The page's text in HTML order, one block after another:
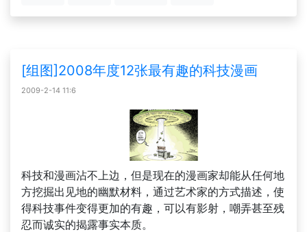
[组图]2008年度12张最有趣的科技漫画
2009-2-14 11:6
科技和漫画沾不上边，但是现在的漫画家却能从任何地
方挖掘出见地的幽默材料，通过艺术家的方式描述，使
得科技事件变得更加的有趣，可以有影射，嘲弄甚至残
忍而诚实的揭露事实本质。